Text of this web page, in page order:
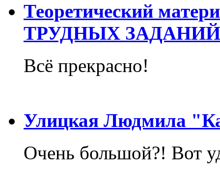
Теоретический
ТРУДНЫХ
Всё прекрасно!
Улицкая Людмила
Очень большой?! Вот